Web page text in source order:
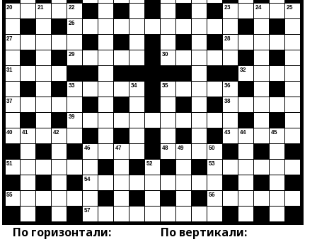
По горизонтали:
По вертикали:
20
27
31
37
40
51
55
41
21
42
22
26
29
33
39
46
54
57
47
34
52
30
35
48 49 50
53
56
23
28
36
38
43
32
44
24
45
25